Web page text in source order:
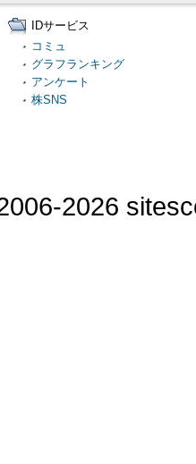
IDサービス
コミュ
グラフランキング
アンケート
株SNS
2026